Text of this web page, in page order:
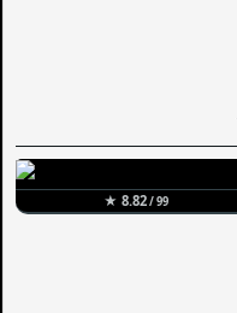
★ 8.82/ 99